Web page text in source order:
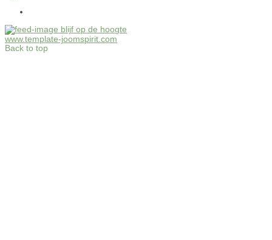
blijf op de hoogte
www.template-joomspirit.com
Back to top